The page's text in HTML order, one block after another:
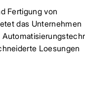
Fertigung von
das Unternehmen
Loesungen